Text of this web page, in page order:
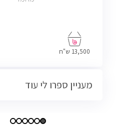
13,500 ש"ח
מעניין ספרו לי עוד